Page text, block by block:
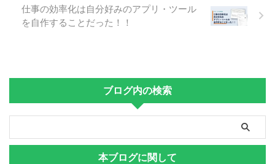
仕事の効率化は自分好みのアプリ・ツール
を自作することだった！！
ブログ内の検索
本ブログに関して